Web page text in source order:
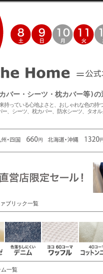
バー・シーツ・枕カバー等
持っている心地よさと、おしゃれな色の
、シーツ、枕カバー、防水シーツ、タオ
ブリック一覧
一覧